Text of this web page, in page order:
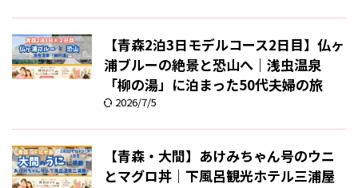
【青森2泊3日モデルコース2日目】仏ヶ
浦ブルーの絶景と恐山へ｜浅虫温泉
「柳の湯」に泊まった50代夫婦の旅
2026/7/5
【青森・大間】あけみちゃん号のウニ
とマグロ丼｜下風呂観光ホテル三浦屋